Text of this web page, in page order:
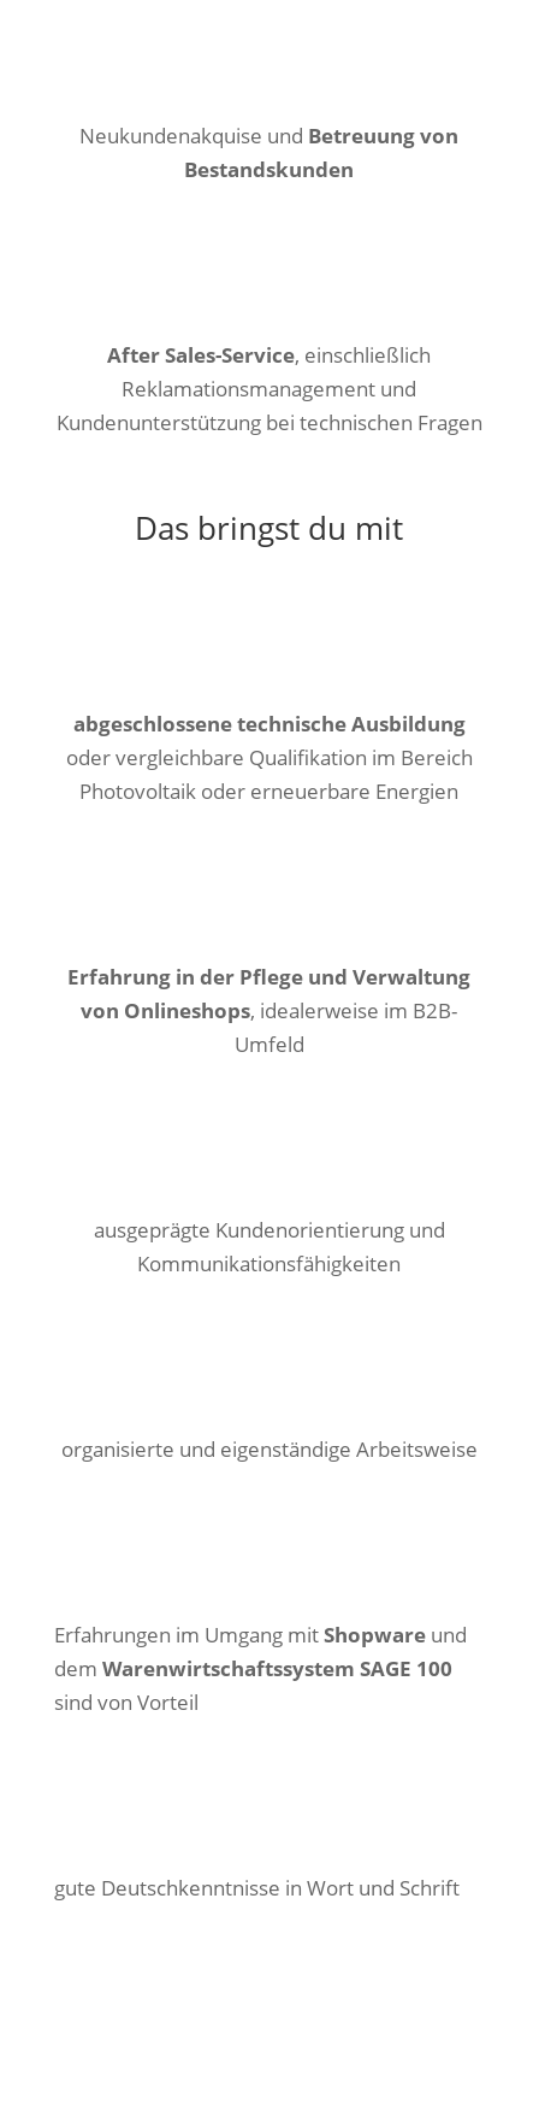
Neukundenakquise und Betreuung von
Bestandskunden
After Sales-Service, einschließlich
Reklamationsmanagement und
Kundenunterstützung bei technischen Fragen
Das bringst du mit
abgeschlossene technische Ausbildung
oder vergleichbare Qualifikation im Bereich
Photovoltaik oder erneuerbare Energien
Erfahrung in der Pflege und Verwaltung
von Onlineshops, idealerweise im B2B-
Umfeld
ausgeprägte Kundenorientierung und
Kommunikationsfähigkeiten
organisierte und eigenständige Arbeitsweise
Erfahrungen im Umgang mitShopwareund
dem Warenwirtschaftssystem SAGE 100
sind von Vorteil
gute Deutschkenntnisse in Wort und Schrift